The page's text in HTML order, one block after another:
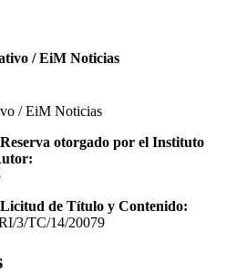
/ EiM Noticias
/ EiM Noticias
otorgado por el Instituto
de Título y Contenido:
3/TC/14/20079